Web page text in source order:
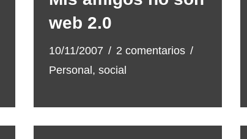
web 2.0
10/11/2007
2 comentarios
Personal ,social